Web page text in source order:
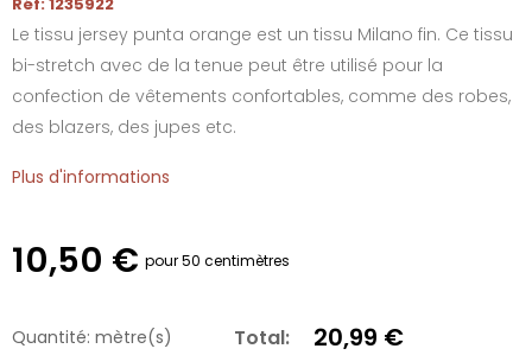
Le tissu jersey punta orange est un tissu Milano fin. Ce tissu
bi-stretch avec de la tenue peut être utilisé pour la
confection de vêtements confortables, comme des robes,
des blazers, des jupes etc.
Plus d'informations
10,50 € pour 50 centimètres
Quantité: mètre(s) Total: 20,99 €